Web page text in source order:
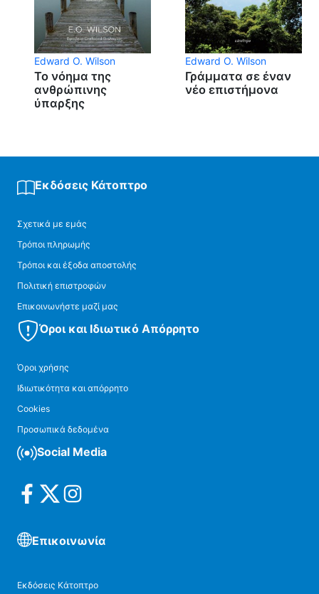
Edward O. Wilson
Το νόημα της
ανθρώπινης
ύπαρξης
Edward O. Wilson
Γράμματα σε έναν
νέο επιστήμονα
Εκδόσεις Κάτοπτρο
Σχετικά με εμάς
Τρόποι πληρωμής
Τρόποι και έξοδα αποστολής
Πολιτική επιστροφών
Επικοινωνήστε μαζί μας
Όροι και Ιδιωτικό Απόρρητο
Όροι χρήσης
Ιδιωτικότητα και απόρρητο
Cookies
Προσωπικά δεδομένα
Social Media
Επικοινωνία
Εκδόσεις Κάτοπτρο